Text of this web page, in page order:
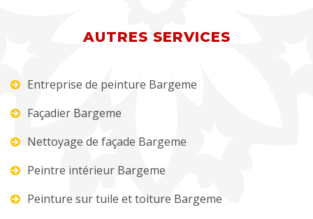
AUTRES SERVICES
Entreprise de peinture Bargeme
Façadier Bargeme
Nettoyage de façade Bargeme
Peintre intérieur Bargeme
Peinture sur tuile et toiture Bargeme